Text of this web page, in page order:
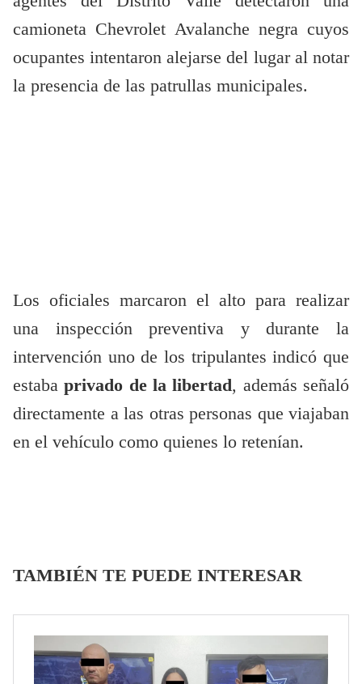
camioneta Chevrolet Avalanche negra cuyos
ocupantes intentaron alejarse del lugar al notar
la presencia de las patrullas municipales.
Los oficiales marcaron el alto para realizar
una inspección preventiva y durante la
intervención uno de los tripulantes indicó que
estabaprivado de la libertad, además señaló
directamente a las otras personas que viajaban
en el vehículo como quienes lo retenían.
TAMBIÉN TE PUEDE INTERESAR